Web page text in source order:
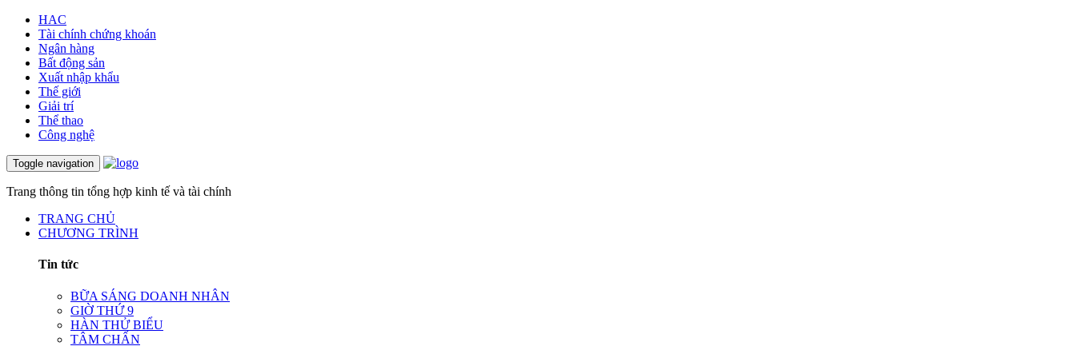
HAC
Tài chính chứng khoán
Ngân hàng
Bất động sản
Xuất nhập khẩu
Thế giới
Giải trí
Thể thao
Công nghệ
Toggle navigation
Trang thông tin tổng hợp kinh tế và tài chính
TRANG CHỦ
CHƯƠNG TRÌNH
Tin tức
BỮA SÁNG DOANH NHÂN
GIỜ THỨ 9
HÀN THỬ BIỂU
TÂM CHẤN